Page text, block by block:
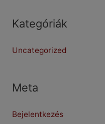
Kategóriák
Uncategorized
Meta
Bejelentkezés